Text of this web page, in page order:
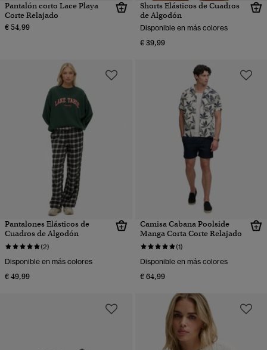
Pantalón corto Lace Playa
Corte Relajado
€ 54,99
Shorts Elásticos de Cuadros
de Algodón
Disponible en más colores
€ 39,99
Pantalones Elásticos de
Cuadros de Algodón
(2)
Disponible en más colores
€ 49,99
Camisa Cabana Poolside
Manga Corta Corte Relajado
(1)
Disponible en más colores
€ 64,99